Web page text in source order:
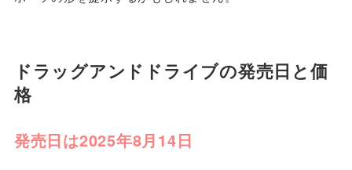
ドラッグアンドドライブの発売日と価
格
発売日は2025年8月14日